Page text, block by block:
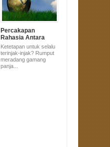
Percakapan
Rahasia Antara
Rumput, Bumi dan
Langit
Ketetapan untuk selalu
terinjak-injak? Rumput
meradang gamang
panja...